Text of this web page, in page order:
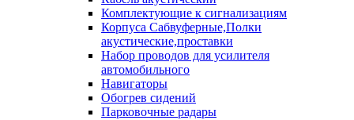
Комплектующие к сигнализациям
Корпуса Сабвуферные,Полки
акустические,проставки
Набор проводов для усилителя
автомобильного
Навигаторы
Обогрев сидений
Парковочные радары